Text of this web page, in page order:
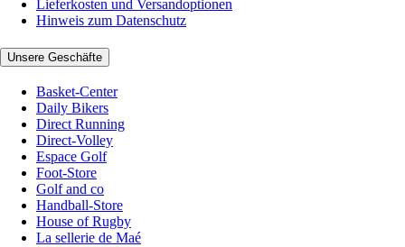
Lieferkosten und Versandoptionen
Hinweis zum Datenschutz
Unsere Geschäfte
Basket-Center
Daily Bikers
Direct Running
Direct-Volley
Espace Golf
Foot-Store
Golf and co
Handball-Store
House of Rugby
La sellerie de Maé